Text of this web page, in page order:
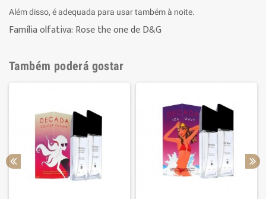
Além disso, é adequada para usar também à noite.
Família olfativa: Rose the one de D&G
Também poderá gostar